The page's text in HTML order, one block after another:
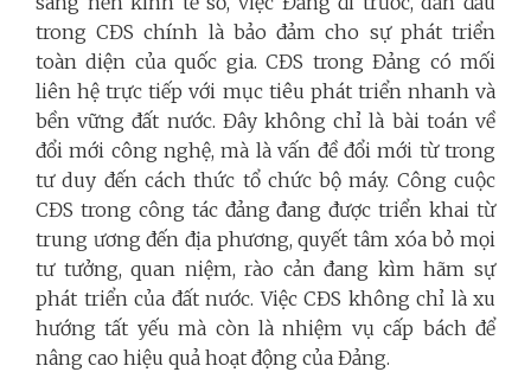
trong CĐS chính là bảo đảm cho sự phát triển
toàn diện của quốc gia. CĐS trong Đảng có mối
liên hệ trực tiếp với mục tiêu phát triển nhanh và
bền vững đất nước. Đây không chỉ là bài toán về
đổi mới công nghệ, mà là vấn đề đổi mới từ trong
tư duy đến cách thức tổ chức bộ máy. Công cuộc
CĐS trong công tác đảng đang được triển khai từ
trung ương đến địa phương, quyết tâm xóa bỏ mọi
tư tưởng, quan niệm, rào cản đang kìm hãm sự
phát triển của đất nước. Việc CĐS không chỉ là xu
hướng tất yếu mà còn là nhiệm vụ cấp bách để
nâng cao hiệu quả hoạt động của Đảng.